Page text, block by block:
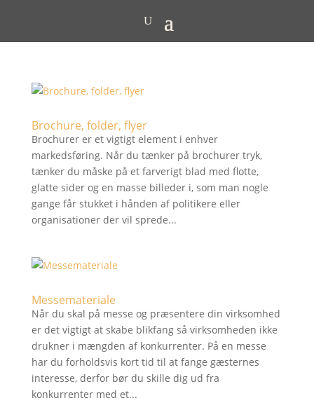
Brochure, folder, flyer
Brochurer er et vigtigt element i enhver
markedsføring. Når du tænker på brochurer tryk,
tænker du måske på et farverigt blad med flotte,
glatte sider og en masse billeder i, som man nogle
gange får stukket i hånden af politikere eller
organisationer der vil sprede...
Messemateriale
Når du skal på messe og præsentere din virksomhed
er det vigtigt at skabe blikfang så virksomheden ikke
drukner i mængden af konkurrenter. På en messe
har du forholdsvis kort tid til at fange gæsternes
interesse, derfor bør du skille dig ud fra
konkurrenter med et...